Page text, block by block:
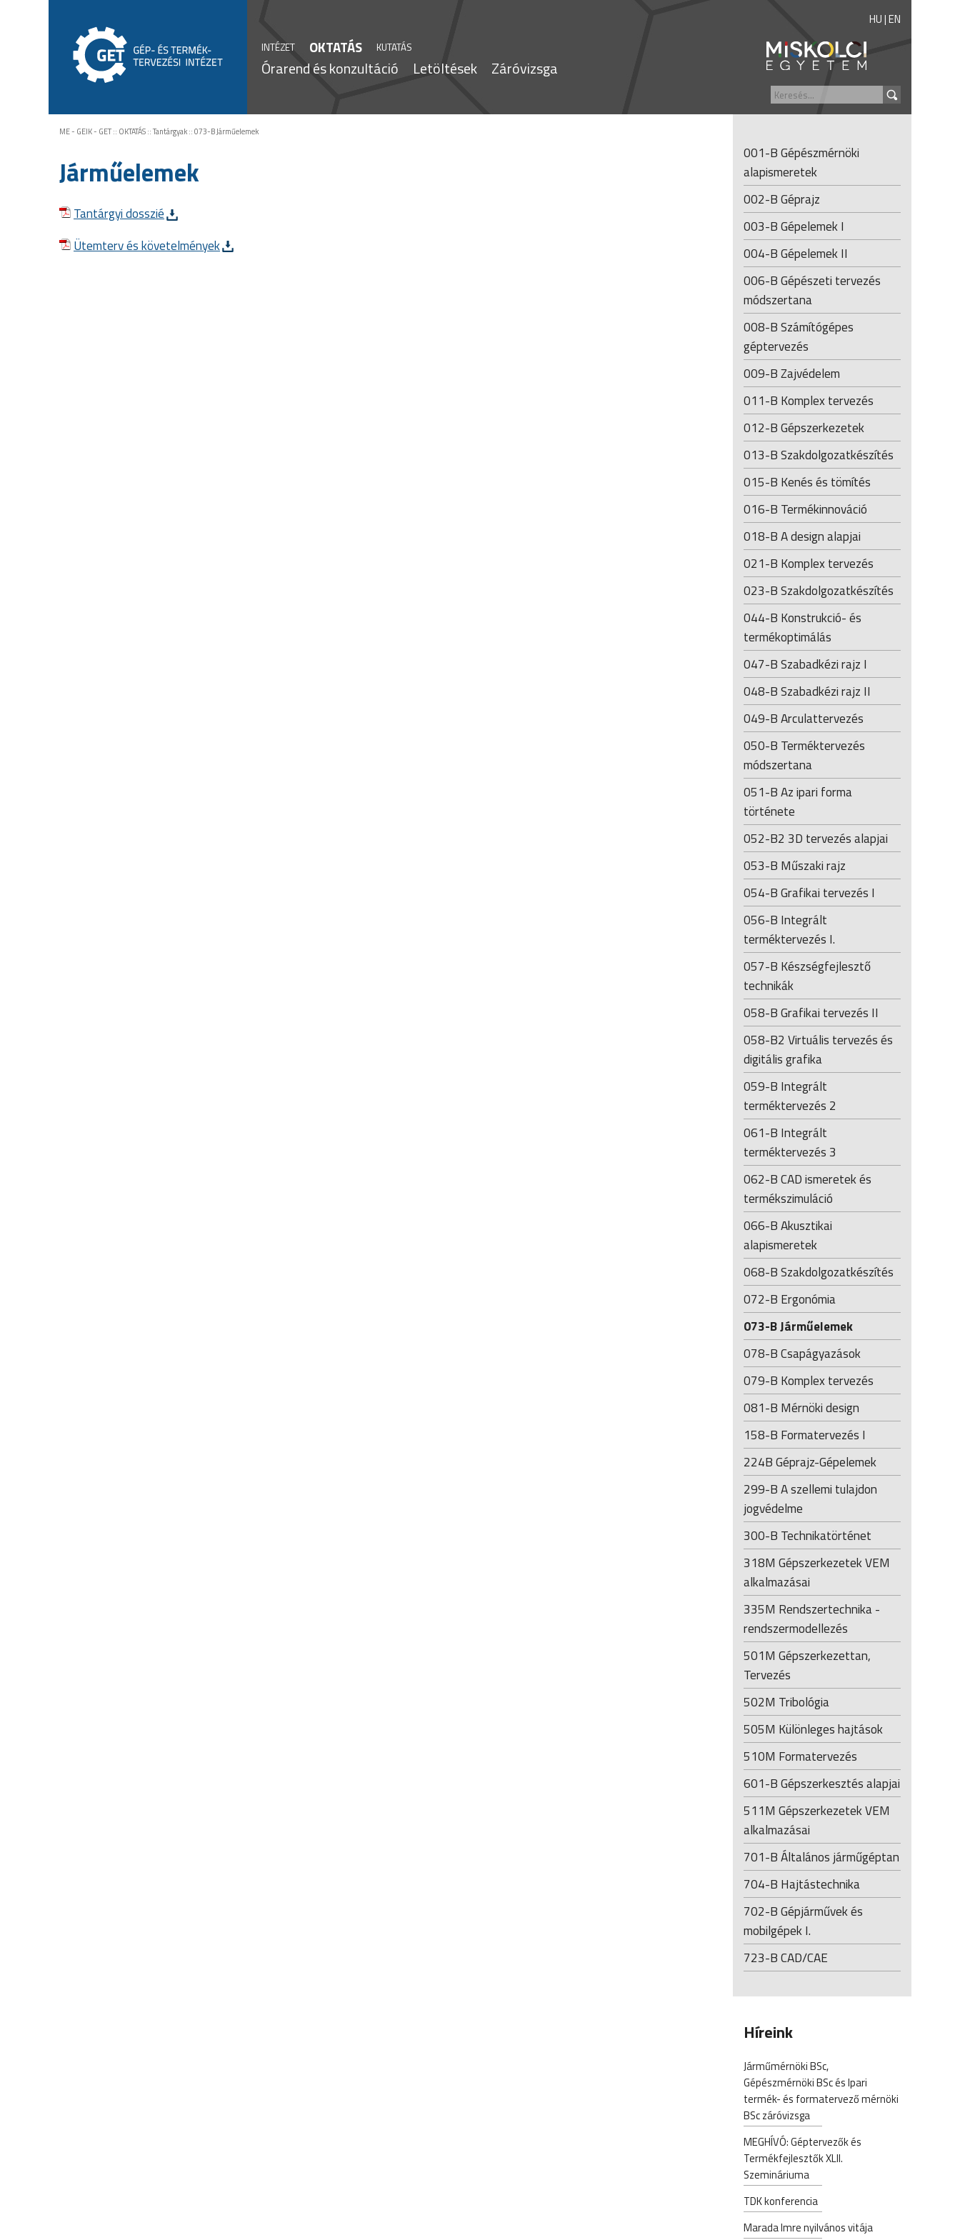
INTÉZET OKTATÁS KUTATÁS
Órarend és konzultáció Letöltések Záróvizsga
HU|EN
ME - GEIK - GET:: OKTATÁS::Tantárgyak::073-B Járműelemek
Járműelemek
Tantárgyi dosszié
Ütemterv és követelmények
001-B Gépészmérnöki
alapismeretek
002-B Géprajz
003-B Gépelemek I
004-B Gépelemek II
006-B Gépészeti tervezés
módszertana
008-B Számítógépes
géptervezés
009-B Zajvédelem
011-B Komplex tervezés
012-B Gépszerkezetek
013-B Szakdolgozatkészítés
015-B Kenés és tömítés
016-B Termékinnováció
018-B A design alapjai
021-B Komplex tervezés
023-B Szakdolgozatkészítés
044-B Konstrukció- és
termékoptimálás
047-B Szabadkézi rajz I
048-B Szabadkézi rajz II
049-B Arculattervezés
050-B Terméktervezés
módszertana
051-B Az ipari forma
története
052-B2 3D tervezés alapjai
053-B Műszaki rajz
054-B Grafikai tervezés I
056-B Integrált
terméktervezés I.
057-B Készségfejlesztő
technikák
058-B Grafikai tervezés II
058-B2 Virtuális tervezés és
digitális grafika
059-B Integrált
terméktervezés 2
061-B Integrált
terméktervezés 3
062-B CAD ismeretek és
termékszimuláció
066-B Akusztikai
alapismeretek
068-B Szakdolgozatkészítés
072-B Ergonómia
073-B Járműelemek
078-B Csapágyazások
079-B Komplex tervezés
081-B Mérnöki design
158-B Formatervezés I
224B Géprajz-Gépelemek
299-B A szellemi tulajdon
jogvédelme
300-B Technikatörténet
318M Gépszerkezetek VEM
alkalmazásai
335M Rendszertechnika -
rendszermodellezés
501M Gépszerkezettan,
Tervezés
502M Tribológia
505M Különleges hajtások
510M Formatervezés
601-B Gépszerkesztés alapjai
511M Gépszerkezetek VEM
alkalmazásai
701-B Általános járműgéptan
704-B Hajtástechnika
702-B Gépjárművek és
mobilgépek I.
723-B CAD/CAE
Híreink
Járműmérnöki BSc,
Gépészmérnöki BSc és Ipari
termék- és formatervező mérnöki
BSc záróvizsga
MEGHÍVÓ: Géptervezők és
Termékfejlesztők XLII.
Szemináriuma
TDK konferencia
Marada Imre nyilvános vitája